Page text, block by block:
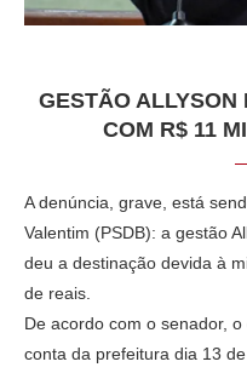
GESTÃO ALLYSON
COM R$ 11
A denúncia, grave, está
Valentim (PSDB): a gestão
deu a destinação devida à
de reais.
De acordo com o senador,
conta da prefeitura dia 13